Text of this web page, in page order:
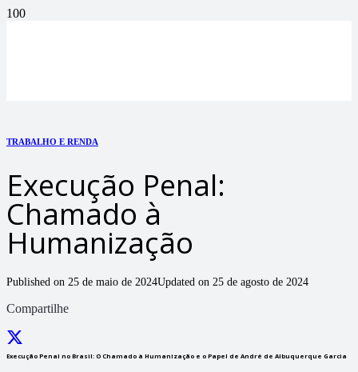
TRABALHO E RENDA
Execução Penal:
Chamado à
Humanização
Published on 25 de maio de 2024Updated on 25 de agosto de 2024
Compartilhe
Execução Penal no Brasil: O Chamado à Humanização e o Papel de André de Albuquerque Garcia